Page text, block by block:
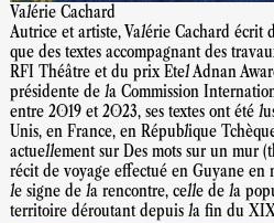
Valérie Cachard
Autrice et artiste, Valérie Cachard écrit
que des textes accompagnant des
RFI Théâtre et du prix Etel Adnan
présidente de la Commission
entre 2019 et 2023, ses textes ont été
Unis, en France, en République
actuellement sur Des mots sur un mur
récit de voyage effectué en Guyane en
le signe de la rencontre, celle de la
territoire déroutant depuis la fin du